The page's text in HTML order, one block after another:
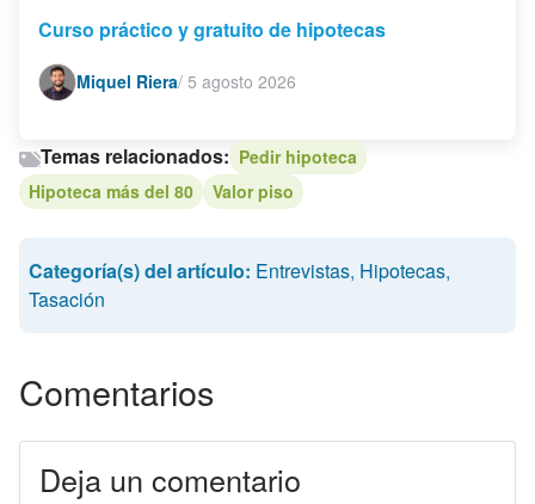
Curso práctico y gratuito de hipotecas
Miquel Riera/ 5 agosto 2026
Temas relacionados: Pedir hipoteca
Hipoteca más del 80
Valor piso
Categoría(s) del artículo: Entrevistas, Hipotecas,
Tasación
Comentarios
Deja un comentario